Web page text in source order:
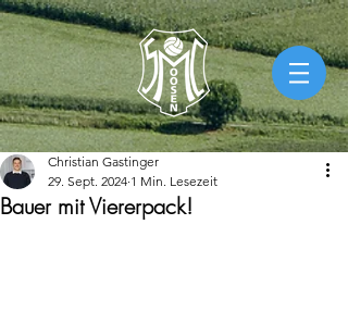
Bauer mit Viererpack!
Christian Gastinger
29. Sept. 2024 1 Min. Lesezeit